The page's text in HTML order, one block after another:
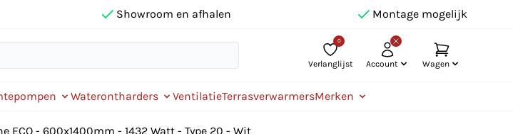
Showroom en afhalen Montage mogelijk
0
Verlanglijst Account Wagen
Waterontharders VentilatieTerrasverwarmersMerken
ECO - 600x1400mm - 1432 Watt - Type 20 - Wit